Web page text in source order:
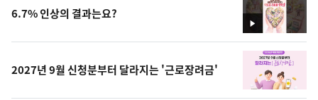
영
상
6.7% 인상의 결과는요?
2027년 9월 신청분부터 달라지는 '근로장려금'